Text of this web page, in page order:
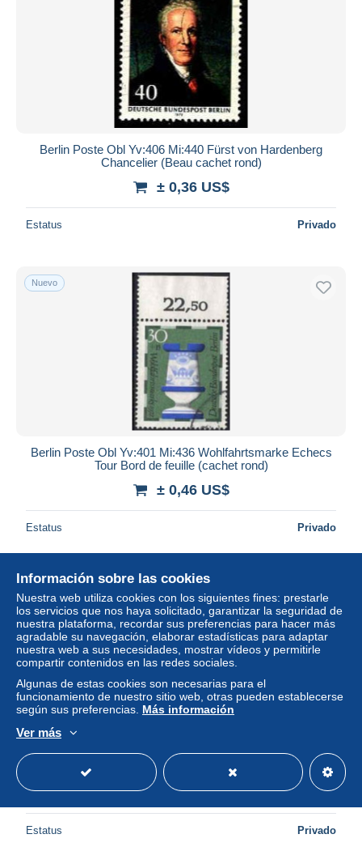
Berlin Poste Obl Yv:406 Mi:440 Fürst von Hardenberg
Chancelier (Beau cachet rond)
± 0,36 US$
Estatus Privado
Nuevo
Berlin Poste Obl Yv:401 Mi:436 Wohlfahrtsmarke Echecs
Tour Bord de feuille (cachet rond)
± 0,46 US$
Estatus Privado
Nuevo
Berlin Poste Obl Yv:407 Mi:442 Jugendmarke Habicht (TB
cachet à date) 5-3-73
± 0,51 US$
Estatus Privado
Información sobre las cookies
Nuestra web utiliza cookies con los siguientes fines: prestarle
los servicios que nos haya solicitado, garantizar la seguridad de
nuestra plataforma, recordar sus preferencias para hacer más
agradable su navegación, elaborar estadísticas para adaptar
nuestra web a sus necesidades, mostrar vídeos y permitirle
compartir contenidos en las redes sociales.
Algunas de estas cookies son necesarias para el
funcionamiento de nuestro sitio web, otras pueden establecerse
según sus preferencias. Más información
Ver más